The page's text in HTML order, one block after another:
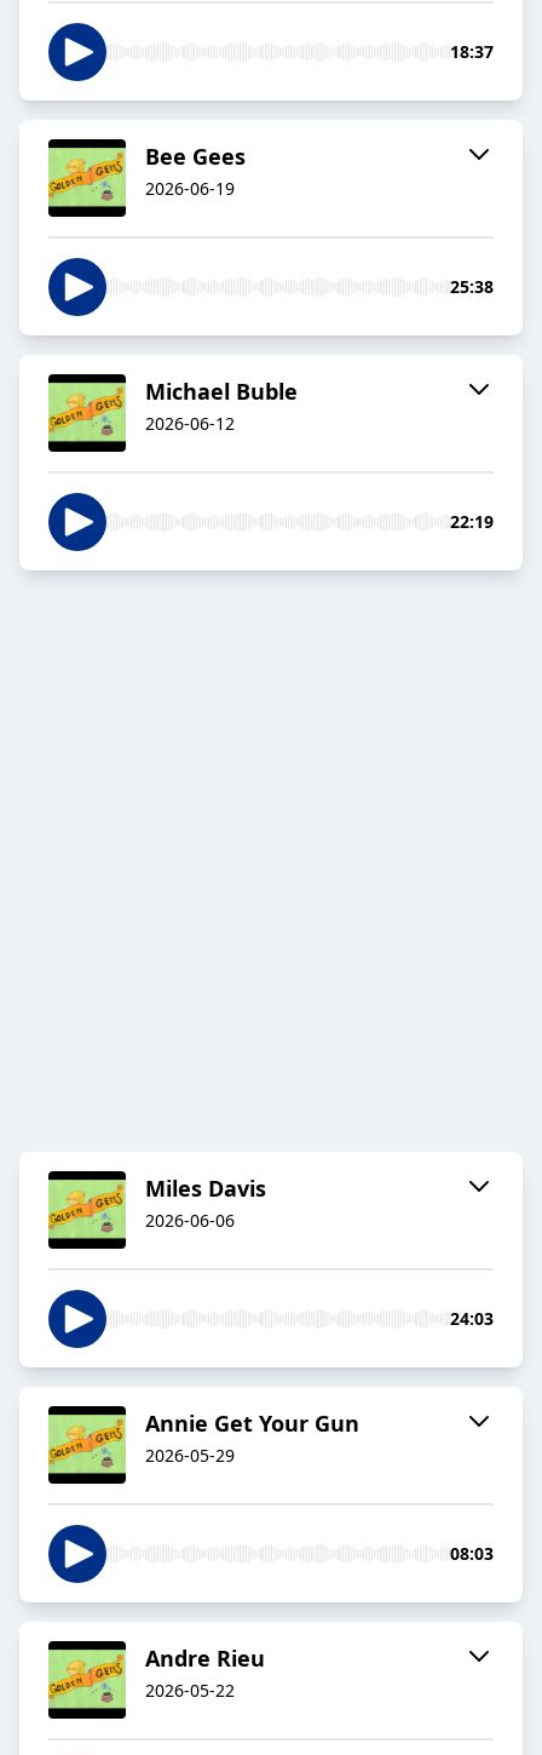
18:37
Bee Gees
2026-06-19
25:38
Michael Buble
2026-06-12
22:19
Miles Davis
2026-06-06
24:03
Annie Get Your Gun
2026-05-29
08:03
Andre Rieu
2026-05-22